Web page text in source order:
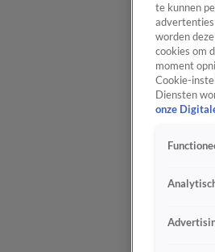
te kunnen
advertenties
worden
cookies om
moment
Cookie-
Diensten
onze